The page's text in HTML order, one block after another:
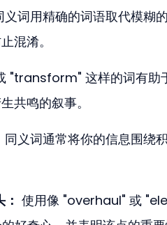
义词用精确的词语取代模糊
混淆。
"transform" 这样的词有助
共鸣的叙事。
同义词通常将你的信息围绕
使用像 "overhaul" 或